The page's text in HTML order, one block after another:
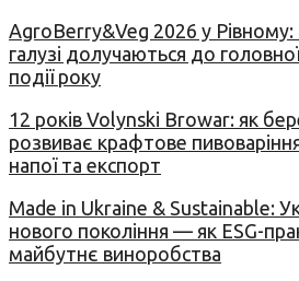
AgroBerry&Veg 2026 у Рівному:
галузі долучаються до
події року
12 років Volynski Browar: як
розвиває крафтове
напої та експорт
Made in Ukraine & Sustainable:
нового покоління — як ESG-
майбутнє виноробства